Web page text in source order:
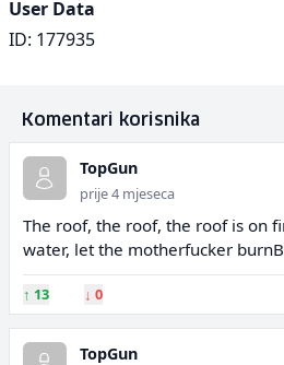
User Data
ID: 177935
Komentari korisnika
TopGun
prije 4 mjeseca
The roof, the roof, the roof is on
water, let the motherfucker
↑ 13 ↓ 0
TopGun